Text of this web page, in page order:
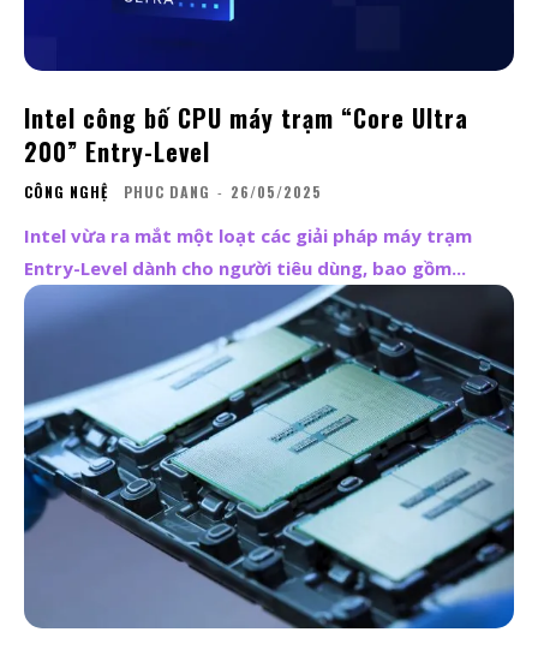
Intel công bố CPU máy trạm “Core Ultra
200” Entry-Level
CÔNG NGHỆ PHUC DANG - 26/05/2025
Intel vừa ra mắt một loạt các giải pháp máy trạm
Entry-Level dành cho người tiêu dùng, bao gồm...